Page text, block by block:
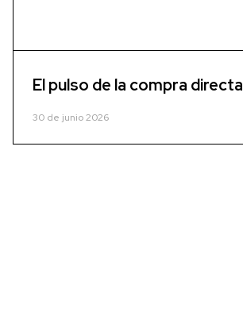
El pulso de la compra directa
30 de junio 2026